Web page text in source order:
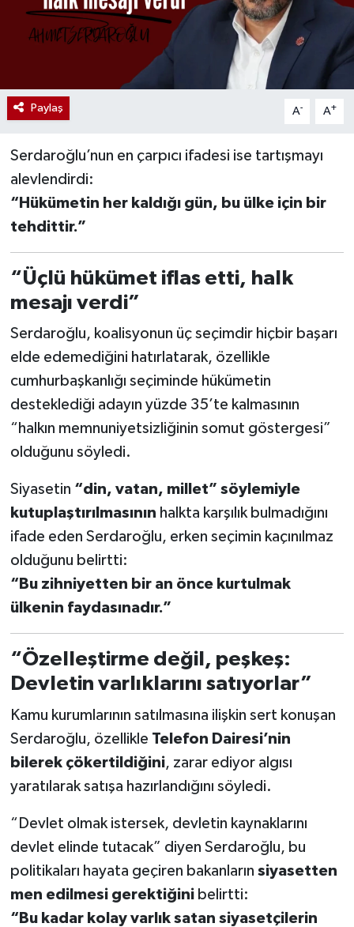
Paylaş A- A+
Serdaroğlu’nun en çarpıcı ifadesi ise tartışmayı
alevlendirdi:
“Hükümetin her kaldığı gün, bu ülke için bir
tehdittir.”
“Üçlü hükümet iflas etti, halk
mesajı verdi”
Serdaroğlu, koalisyonun üç seçimdir hiçbir başarı
elde edemediğini hatırlatarak, özellikle
cumhurbaşkanlığı seçiminde hükümetin
desteklediği adayın yüzde 35’te kalmasının
“halkın memnuniyetsizliğinin somut göstergesi”
olduğunu söyledi.
Siyasetin “din, vatan, millet” söylemiyle
kutuplaştırılmasının halkta karşılık bulmadığını
ifade eden Serdaroğlu, erken seçimin kaçınılmaz
olduğunu belirtti:
“Bu zihniyetten bir an önce kurtulmak
ülkenin faydasınadır.”
“Özelleştirme değil, peşkeş:
Devletin varlıklarını satıyorlar”
Kamu kurumlarının satılmasına ilişkin sert konuşan
Serdaroğlu, özellikle Telefon Dairesi’nin
bilerek çökertildiğini, zarar ediyor algısı
yaratılarak satışa hazırlandığını söyledi.
“Devlet olmak istersek, devletin kaynaklarını
devlet elinde tutacak” diyen Serdaroğlu, bu
politikaları hayata geçiren bakanların siyasetten
men edilmesi gerektiğinibelirtti:
“Bu kadar kolay varlık satan siyasetçilerin